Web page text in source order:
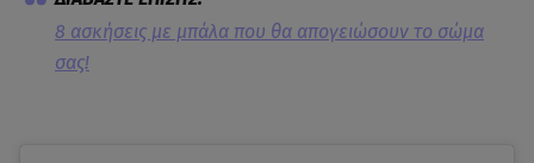
8 ασκήσεις με μπάλα που θα απογειώσουν το σώμα
σας!